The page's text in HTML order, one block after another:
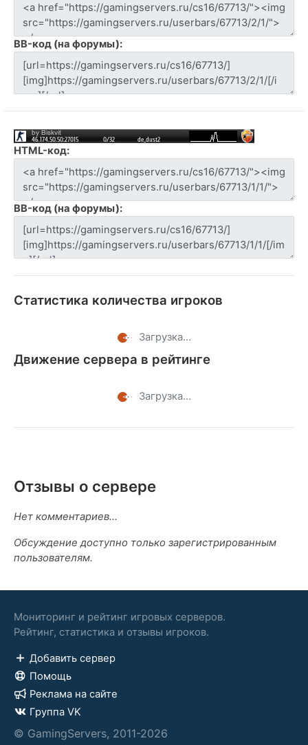
BB-код (на форумы):
HTML-код:
BB-код (на форумы):
Статистика количества игроков
Загрузка...
Движение сервера в рейтинге
Загрузка...
Отзывы о сервере
Нет комментариев...
Обсуждение доступно только зарегистрированным
пользователям.
Мониторинг и рейтинг игровых серверов.
Рейтинг, статистика и отзывы игроков.
Добавить сервер
Помощь
Реклама на сайте
Группа VK
© GamingServers, 2011-2026